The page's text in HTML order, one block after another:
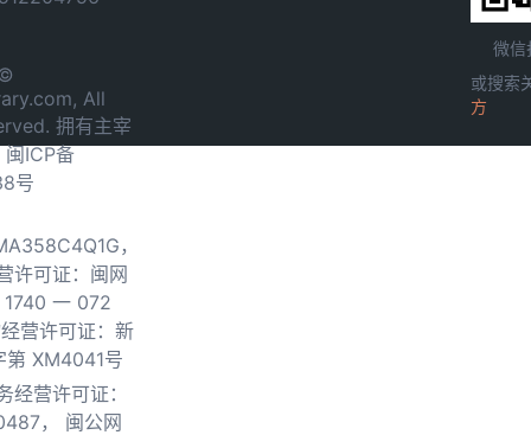
All
拥有主宰
闽ICP备
号
，
许可证：闽网
一 072
营许可证：新
第 XM4041号
经营许可证：
，
闽公网
微信
或搜索
方